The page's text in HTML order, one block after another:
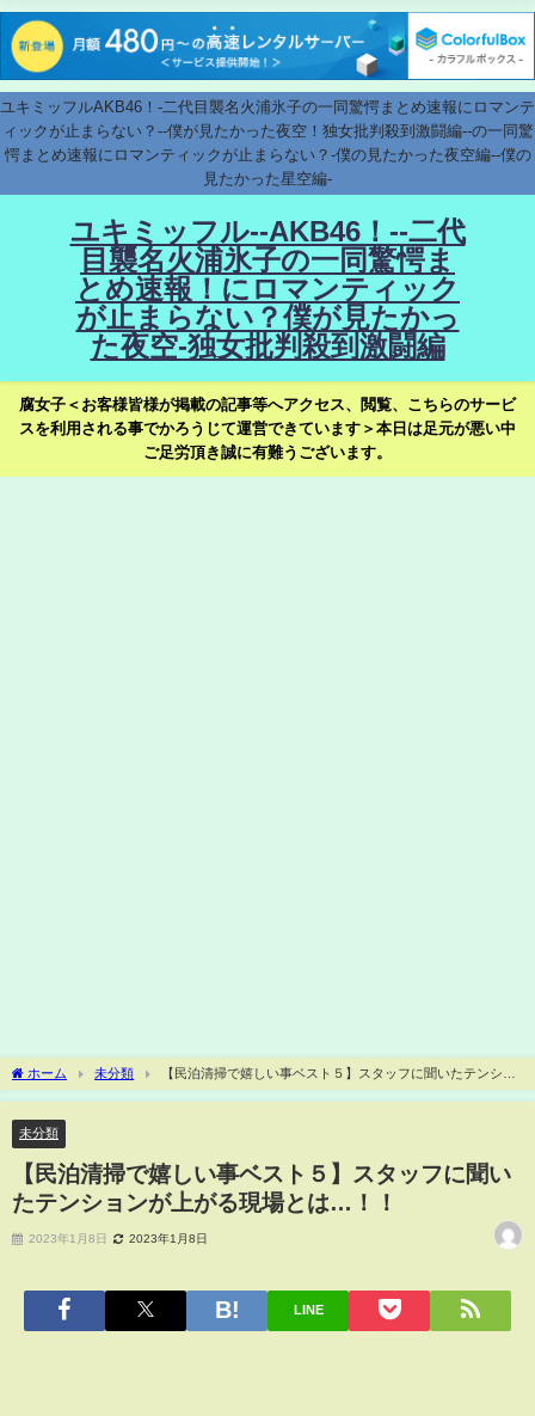
ユキミッフルAKB46！-二代目襲名火浦氷子の一同驚愕まとめ速報にロマンテ
ィックが止まらない？--僕が見たかった夜空！独女批判殺到激闘編--の一同驚
愕まとめ速報にロマンティックが止まらない？-僕の見たかった夜空編--僕の
見たかった星空編-
ユキミッフル--AKB46！--二代
目襲名火浦氷子の一同驚愕ま
とめ速報！にロマンティック
が止まらない？僕が見たかっ
た夜空-独女批判殺到激闘編
腐女子＜お客様皆様が掲載の記事等へアクセス、閲覧、こちらのサービ
スを利用される事でかろうじて運営できています＞本日は足元が悪い中
ご足労頂き誠に有難うございます。
ホーム 未分類
【民泊清掃で嬉しい事ベスト５】スタッフに聞いたテンショ
ンが上がる現場とは…！！
未分類
【民泊清掃で嬉しい事ベスト５】スタッフに聞い
たテンションが上がる現場とは…！！
2023年1月8日 2023年1月8日
LINE